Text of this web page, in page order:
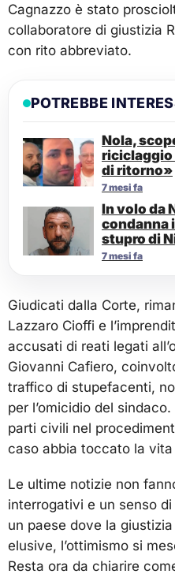
Cagnazzo è stato
collaboratore di giustizia
con rito abbreviato.
POTREBBE
Nola,
riciclaggio
di ritorno»
7 mesi fa
In volo da
condanna
stupro di
7 mesi fa
Giudicati dalla Corte,
Lazzaro Cioffi e
accusati di reati legati
Giovanni Cafiero,
traffico di stupefacenti,
per l’omicidio del
parti civili nel
caso abbia toccato la vita
Le ultime notizie non
interrogativi e un senso
un paese dove la
elusive, l’ottimismo si
Resta ora da chiarire